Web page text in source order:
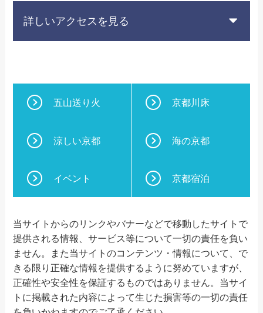
詳しいアクセスを見る
五山送り火 京都川床
涼しい京都 海の京都
イベント 京都宿泊
当サイトからのリンクやバナーなどで移動したサイトで
提供される情報、サービス等について一切の責任を負い
ません。また当サイトのコンテンツ・情報について、で
きる限り正確な情報を提供するように努めていますが、
正確性や安全性を保証するものではありません。当サイ
トに掲載された内容によって生じた損害等の一切の責任